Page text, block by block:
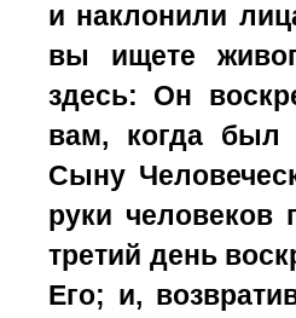
и наклонили
вы ищете
здесь: Он
вам, когда
Сыну
руки человеков
третий день
Его; и,